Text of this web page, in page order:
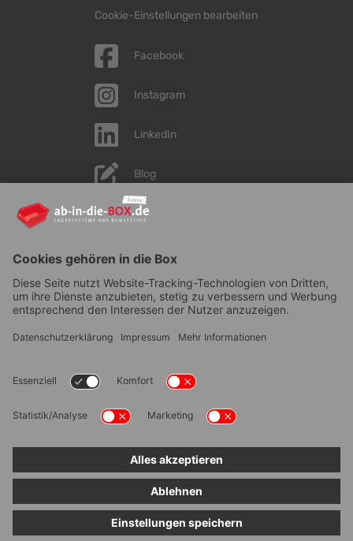
Cookie-Einstellungen bearbeiten
Facebook
Instagram
LinkedIn
Blog
YouTube
Bestellvorgang|Impressum|Information zur
Barrierefreiheit
© ab-in-die-BOX 2026